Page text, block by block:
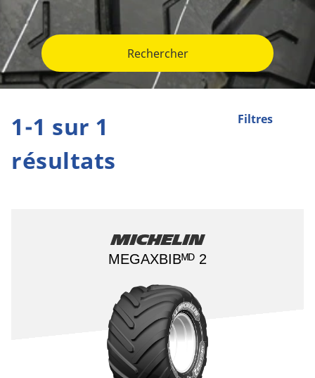
Rechercher
Filtres
1-1 sur 1
résultats
Michelin
MEGAXBIBᴹᴰ 2​